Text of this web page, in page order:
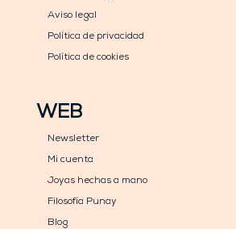
Aviso legal
Política de privacidad
Política de cookies
WEB
Newsletter
Mi cuenta
Joyas hechas a mano
Filosofía Punay
Blog